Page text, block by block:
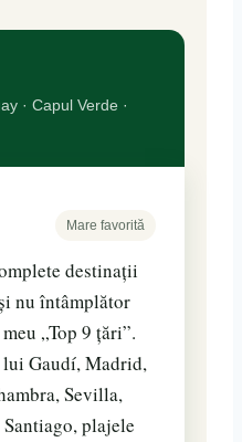
· Capul Verde ·
Mare favorită
destinații
nu întâmplător
„Top 9 țări”.
lui Gaudí, Madrid,
Sevilla,
plajele